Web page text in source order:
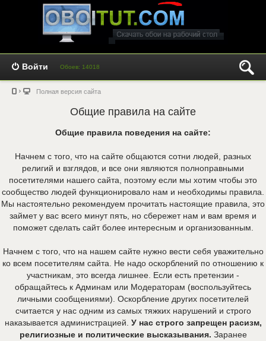
Войти Обоев: 14018
Полная версия сайта
Общие правила на сайте
Общие правила поведения на сайте:
Начнем с того, что на сайте общаются сотни людей, разных
религий и взглядов, и все они являются полноправными
посетителями нашего сайта, поэтому если мы хотим чтобы это
сообщество людей функционировало нам и необходимы правила.
Мы настоятельно рекомендуем прочитать настоящие правила, это
займет у вас всего минут пять, но сбережет нам и вам время и
поможет сделать сайт более интересным и организованным.
Начнем с того, что на нашем сайте нужно вести себя уважительно
ко всем посетителям сайта. Не надо оскорблений по отношению к
участникам, это всегда лишнее. Если есть претензии -
обращайтесь к Админам или Модераторам (воспользуйтесь
личными сообщениями). Оскорбление других посетителей
считается у нас одним из самых тяжких нарушений и строго
наказывается администрацией. У нас строго запрещен расизм,
религиозные и политические высказывания. Заранее